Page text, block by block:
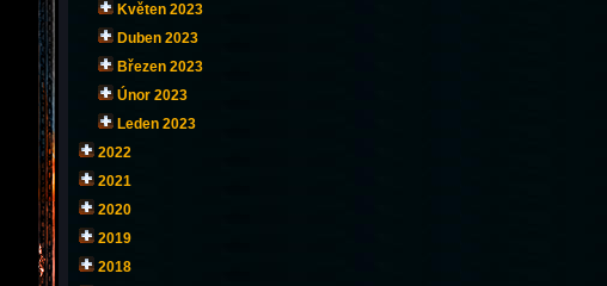
Květen 2023
Duben 2023
Březen 2023
Únor 2023
Leden 2023
2022
2021
2020
2019
2018